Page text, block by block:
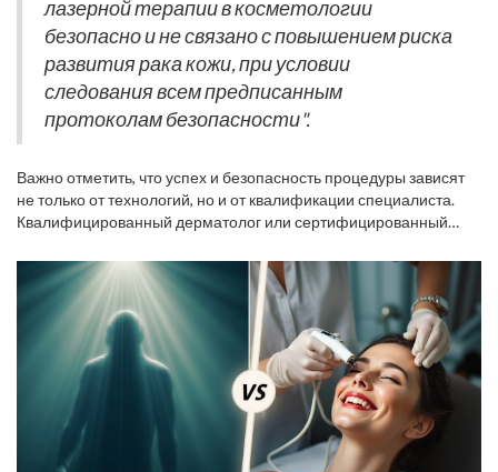
даже для чувствительной кожи.
лазерной терапии в косметологии
безопасно и не связано с повышением риска
развития рака кожи, при условии
следования всем предписанным
протоколам безопасности".
Важно отметить, что успех и безопасность процедуры зависят
не только от технологий, но и от квалификации специалиста.
Квалифицированный дерматолог или сертифицированный
индивидуальные особенности кожи пациента, учитывая такие
факторы, как цвет кожи, толщина и плотность волос, и даже
уровень чувствительности. Тем не менее, следует помнить, что
лазерная эпиляция не подходит для совсем лишённой цвета
или седых волос, так как они не содержат меланина, на который
нацелен лазер.